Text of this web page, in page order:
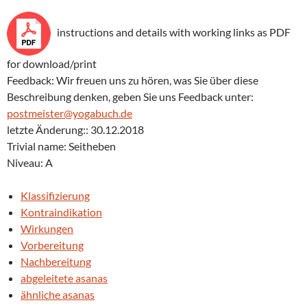
instructions and details with working links as PDF
for download/print
Feedback: Wir freuen uns zu hören, was Sie über diese
Beschreibung denken, geben Sie uns Feedback unter:
postmeister@yogabuch.de
letzte Änderung:: 30.12.2018
Trivial name: Seitheben
Niveau: A
Klassifizierung
Kontraindikation
Wirkungen
Vorbereitung
Nachbereitung
abgeleitete asanas
ähnliche asanas